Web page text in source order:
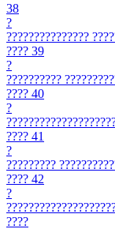
38
?
???????????????
???? 39
?
??????????
???? 40
?
???? 41
?
?????????
???? 42
?
????